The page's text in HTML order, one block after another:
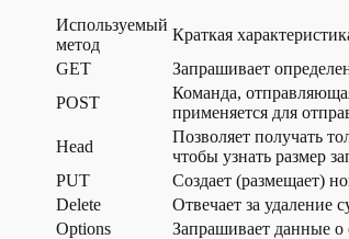
Используемый
метод
Краткая
GET
Запрашивает
POST
Команда,
применяется для
Head
Позволяет получать
чтобы узнать размер
PUT
Создает (размещает)
Delete
Отвечает за удаление
Options
Запрашивает данные